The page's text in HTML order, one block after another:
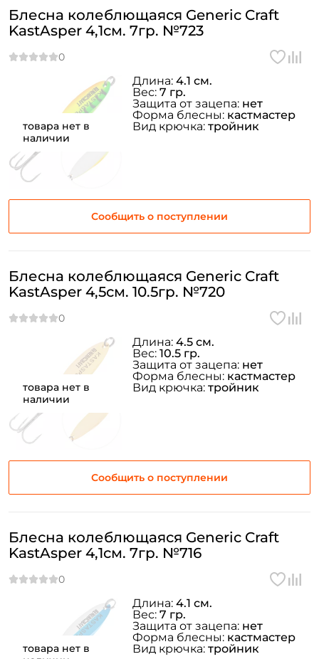
товара нет в
наличии
Блесна колеблющаяся Generic Craft
KastAsper 4,1см. 7гр. №723
Сообщить о поступлении
Длина: 4.1 см.
Вес: 7 гр.
Защита от зацепа: нет
Форма блесны: кастмастер
Вид крючка: тройник
товара нет в
наличии
Блесна колеблющаяся Generic Craft
KastAsper 4,5см. 10.5гр. №720
Сообщить о поступлении
Длина: 4.5 см.
Вес: 10.5 гр.
Защита от зацепа: нет
Форма блесны: кастмастер
Вид крючка: тройник
товара нет в
Блесна колеблющаяся Generic Craft
KastAsper 4,1см. 7гр. №716
Длина: 4.1 см.
Вес: 7 гр.
Защита от зацепа: нет
Форма блесны: кастмастер
Вид крючка: тройник